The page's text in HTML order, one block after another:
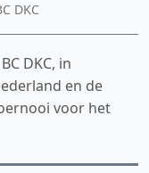
DKC
DKC, in
en de
voor het